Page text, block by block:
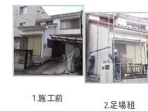
1.施工前
2.足場組